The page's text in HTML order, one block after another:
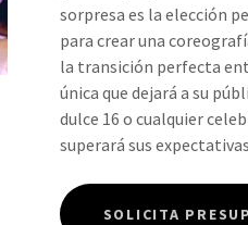
sorpresa es la elección
para crear una
la transición perfecta
única que dejará a su
dulce 16 o cualquier
superará sus
SOLICITA